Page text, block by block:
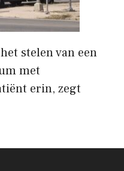
stelen van een
met
erin, zegt